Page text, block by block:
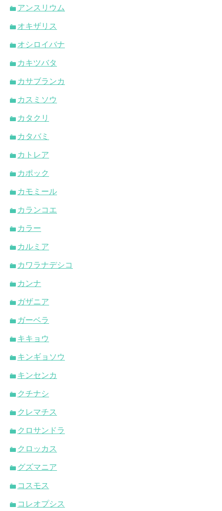
アンスリウム
オキザリス
オシロイバナ
カキツバタ
カサブランカ
カスミソウ
カタクリ
カタバミ
カトレア
カポック
カモミール
カランコエ
カラー
カルミア
カワラナデシコ
カンナ
ガザニア
ガーベラ
キキョウ
キンギョソウ
キンセンカ
クチナシ
クレマチス
クロサンドラ
クロッカス
グズマニア
コスモス
コレオプシス